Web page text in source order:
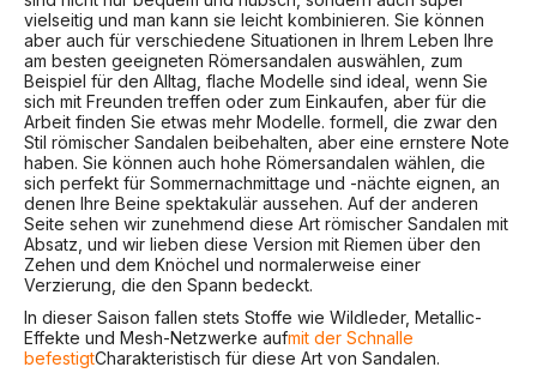
vielseitig und man kann sie leicht kombinieren. Sie können
aber auch für verschiedene Situationen in Ihrem Leben Ihre
am besten geeigneten Römersandalen auswählen, zum
Beispiel für den Alltag, flache Modelle sind ideal, wenn Sie
sich mit Freunden treffen oder zum Einkaufen, aber für die
Arbeit finden Sie etwas mehr Modelle. formell, die zwar den
Stil römischer Sandalen beibehalten, aber eine ernstere Note
haben. Sie können auch hohe Römersandalen wählen, die
sich perfekt für Sommernachmittage und -nächte eignen, an
denen Ihre Beine spektakulär aussehen. Auf der anderen
Seite sehen wir zunehmend diese Art römischer Sandalen mit
Absatz, und wir lieben diese Version mit Riemen über den
Zehen und dem Knöchel und normalerweise einer
Verzierung, die den Spann bedeckt.
In dieser Saison fallen stets Stoffe wie Wildleder, Metallic-
Effekte und Mesh-Netzwerke aufmit der Schnalle
befestigtCharakteristisch für diese Art von Sandalen.